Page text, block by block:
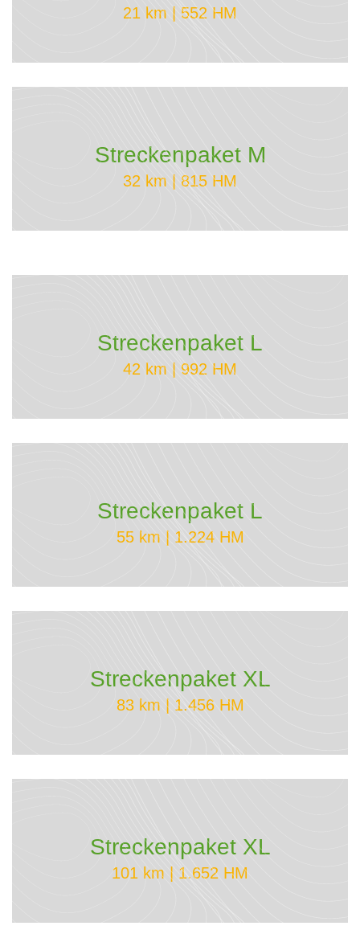
21 km | 552 HM
Streckenpaket M
32 km | 815 HM
Streckenpaket L
42 km | 992 HM
Streckenpaket L
55 km | 1.224 HM
Streckenpaket XL
83 km | 1.456 HM
Streckenpaket XL
101 km | 1.652 HM